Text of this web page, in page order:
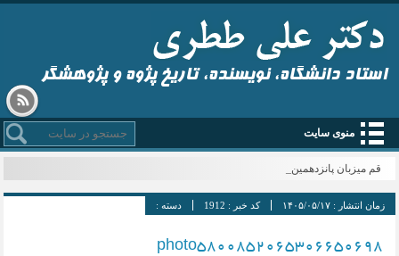
استاد دانشگاه، نویسنده، تاریخ پژوه و پژوهشگر
منوی سایت
قم میزبان پانزدهمین _
زمان انتشار :۱۴۰۵/۰۵/۱۷ کد خبر : 1912 دسته :
photo5800852065306650698